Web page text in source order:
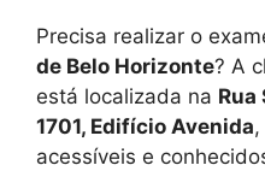
Precisa realizar o
de Belo Horizonte? A
está localizada na Rua
1701, Edifício Avenida
acessíveis e